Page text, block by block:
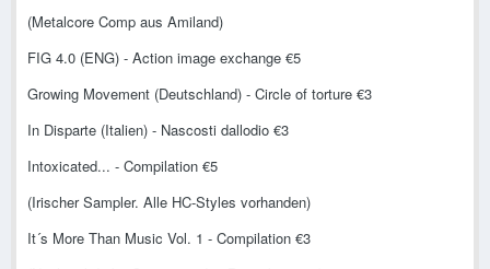
(Metalcore Comp aus Amiland)
FIG 4.0 (ENG) - Action image exchange €5
Growing Movement (Deutschland) - Circle of torture €3
In Disparte (Italien) - Nascosti dallodio €3
Intoxicated... - Compilation €5
(Irischer Sampler. Alle HC-Styles vorhanden)
It´s More Than Music Vol. 1 - Compilation €3